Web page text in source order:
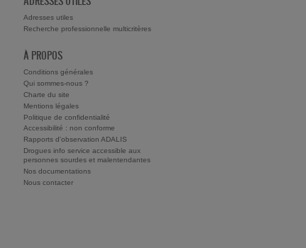
Adresses utiles
Recherche professionnelle multicritères
À PROPOS
Conditions générales
Qui sommes-nous ?
Charte du site
Mentions légales
Politique de confidentialité
Accessibilité : non conforme
Rapports d'observation ADALIS
Drogues info service accessible aux
personnes sourdes et malentendantes
Nos documentations
Nous contacter